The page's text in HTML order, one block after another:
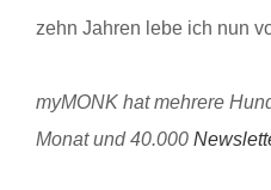
zehn Jahren lebe ich nun
myMONK hat mehrere
Monat und 40.000